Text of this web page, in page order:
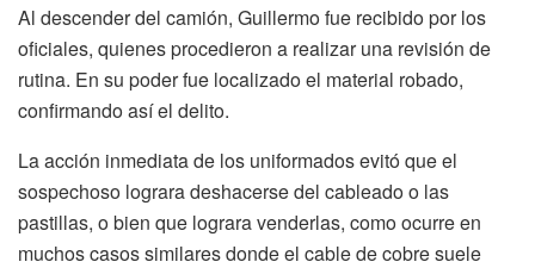
Al descender del camión, Guillermo fue recibido por los
oficiales, quienes procedieron a realizar una revisión de
rutina. En su poder fue localizado el material robado,
confirmando así el delito.
La acción inmediata de los uniformados evitó que el
sospechoso lograra deshacerse del cableado o las
pastillas, o bien que lograra venderlas, como ocurre en
muchos casos similares donde el cable de cobre suele